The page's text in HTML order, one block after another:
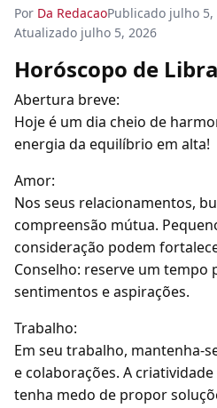
Por Da RedacaoPublicado julho 5,
Atualizado julho 5, 2026
Horóscopo de
Abertura breve:
Hoje é um dia cheio de
energia da equilíbrio em alta!
Amor:
Nos seus relacionamentos,
compreensão mútua.
consideração podem
Conselho: reserve um tempo
sentimentos e aspirações.
Trabalho:
Em seu trabalho, mantenha-
e colaborações. A
tenha medo de propor